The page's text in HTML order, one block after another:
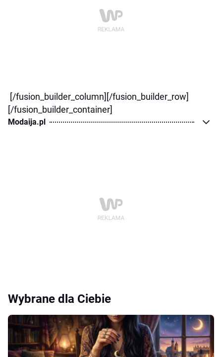
[/fusion_builder_column][/fusion_builder_row]
[/fusion_builder_container]
Modaija.pl
Wybrane dla Ciebie